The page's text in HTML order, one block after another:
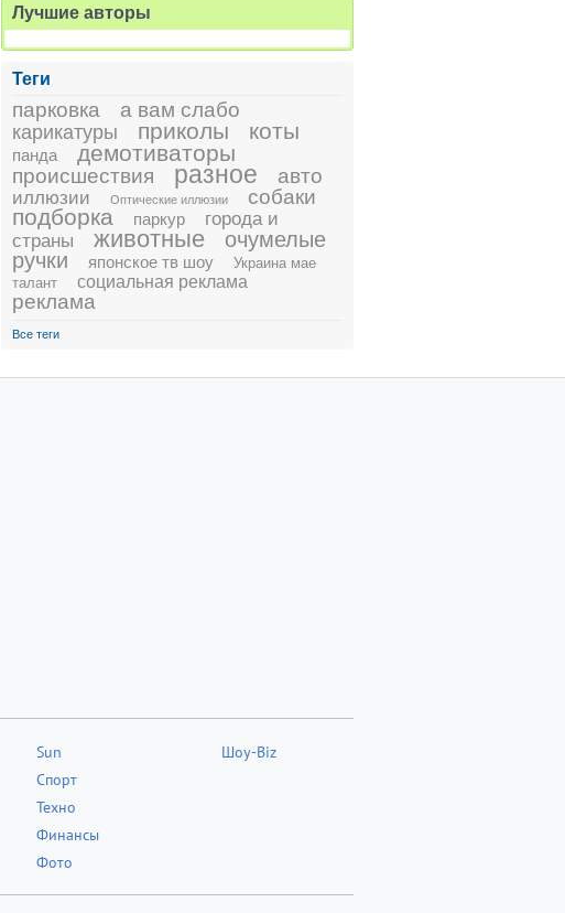
Лучшие авторы
Теги
парковка а вам слабо
карикатуры приколы коты
панда демотиваторы
происшествия разное авто
иллюзии Оптические иллюзии собаки
подборка паркур
города и
страны
животные
очумелые
ручки
японское тв шоу
Украина мае
талант
социальная реклама
реклама
Все теги
Sun
Спорт
Техно
Финансы
Фото
Шоу-Biz